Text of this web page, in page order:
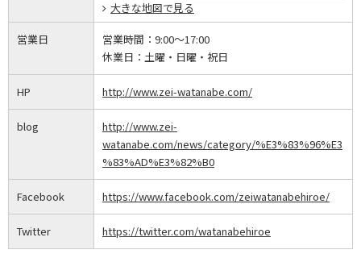
大きな地図で見る
営業日 営業時間： 9:00～17:00
休業日： 土曜・日曜・祝日
HP http://www.zei-watanabe.com/
blog
http://www.zei-
watanabe.com/news/category/%E3%83%96%E3
%83%AD%E3%82%B0
Facebook https://www.facebook.com/zeiwatanabehiroe/
Twitter https://twitter.com/watanabehiroe